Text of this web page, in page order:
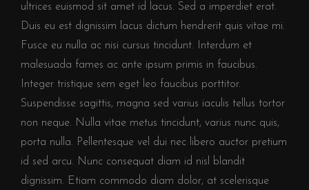
ultrices euismod sit amet id lacus. Sed a imperdiet erat.
Duis eu est dignissim lacus dictum hendrerit quis vitae mi.
Fusce eu nulla ac nisi cursus tincidunt. Interdum et
malesuada fames ac ante ipsum primis in faucibus.
Integer tristique sem eget leo faucibus porttitor.
Suspendisse sagittis, magna sed varius iaculis tellus tortor
non neque. Nulla vitae metus tincidunt, varius nunc quis,
porta nulla. Pellentesque vel dui nec libero auctor pretium
id sed arcu. Nunc consequat diam id nisl blandit
dignissim. Etiam commodo diam dolor, at scelerisque